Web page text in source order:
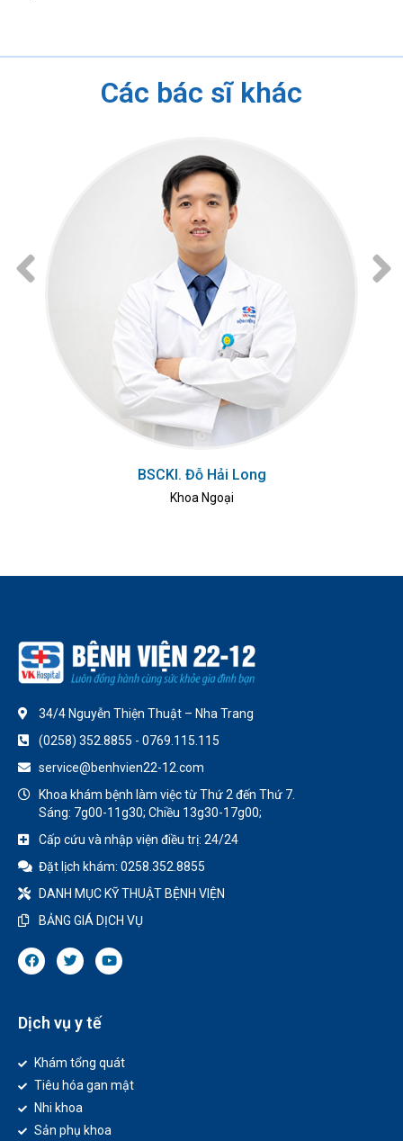
Các bác sĩ khác
BSCKI. Đỗ Hải Long
Khoa Ngoại
34/4 Nguyễn Thiện Thuật – Nha Trang
(0258) 352.8855 - 0769.115.115
service@benhvien22-12.com
Khoa khám bệnh làm việc từ Thứ 2 đến Thứ 7.
Sáng: 7g00-11g30; Chiều 13g30-17g00;
Cấp cứu và nhập viện điều trị: 24/24
Đặt lịch khám: 0258.352.8855
DANH MỤC KỸ THUẬT BỆNH VIỆN
BẢNG GIÁ DỊCH VỤ
Dịch vụ y tế
Khám tổng quát
Tiêu hóa gan mật
Nhi khoa
Sản phụ khoa